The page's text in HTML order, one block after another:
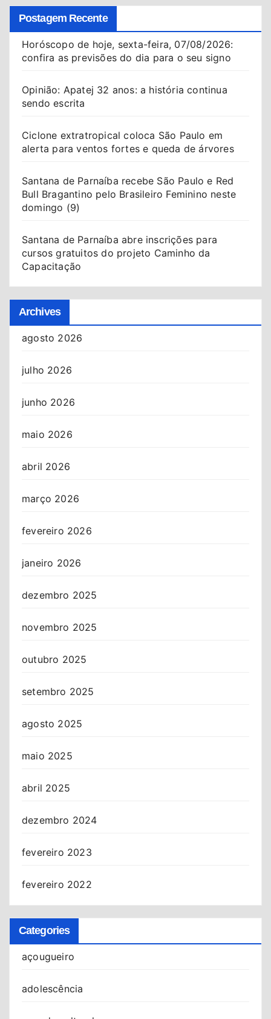
Postagem Recente
Horóscopo de hoje, sexta-feira, 07/08/2026:
confira as previsões do dia para o seu signo
Opinião: Apatej 32 anos: a história continua
sendo escrita
Ciclone extratropical coloca São Paulo em
alerta para ventos fortes e queda de árvores
Santana de Parnaíba recebe São Paulo e Red
Bull Bragantino pelo Brasileiro Feminino neste
domingo (9)
Santana de Parnaíba abre inscrições para
cursos gratuitos do projeto Caminho da
Capacitação
Archives
agosto 2026
julho 2026
junho 2026
maio 2026
abril 2026
março 2026
fevereiro 2026
janeiro 2026
dezembro 2025
novembro 2025
outubro 2025
setembro 2025
agosto 2025
maio 2025
abril 2025
dezembro 2024
fevereiro 2023
fevereiro 2022
Categories
açougueiro
adolescência